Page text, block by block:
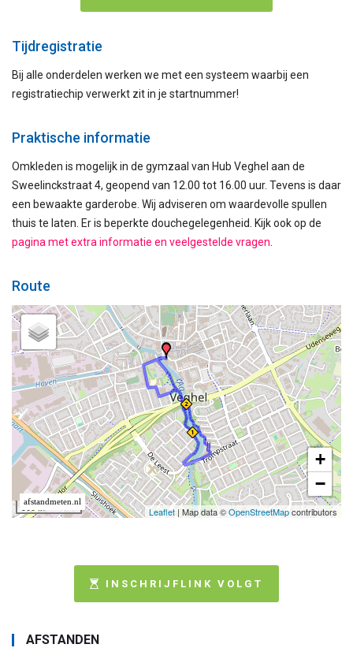
Tijdregistratie
Bij alle onderdelen werken we met een systeem waarbij een
registratiechip verwerkt zit in je startnummer!
Praktische informatie
Omkleden is mogelijk in de gymzaal van Hub Veghel aan de
Sweelinckstraat 4, geopend van 12.00 tot 16.00 uur. Tevens is daar
een bewaakte garderobe. Wij adviseren om waardevolle spullen
thuis te laten. Er is beperkte douchegelegenheid. Kijk ook op de
pagina met extra informatie en veelgestelde vragen
Route
INSCHRIJFLINK VOLGT
AFSTANDEN